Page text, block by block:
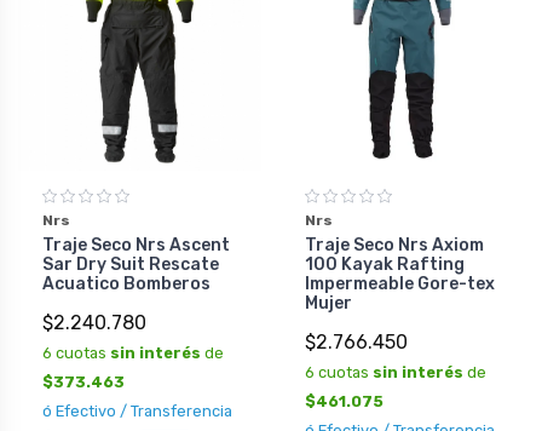
Nrs
Traje Seco Nrs Ascent
Sar Dry Suit Rescate
Acuatico Bomberos
$2.240.780
6 cuotas sin interés de
$373.463
ó Efectivo / Transferencia
Nrs
Traje Seco Nrs Axiom
100 Kayak Rafting
Impermeable Gore-tex
Mujer
$2.766.450
6 cuotas sin interés de
$461.075